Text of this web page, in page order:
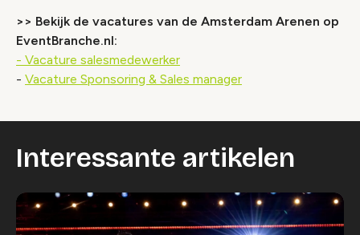
>> Bekijk de vacatures van de Amsterdam Arenen op
EventBranche.nl:
- Vacature salesmedewerker
- Vacature Sponsoring & Sales manager
Interessante artikelen